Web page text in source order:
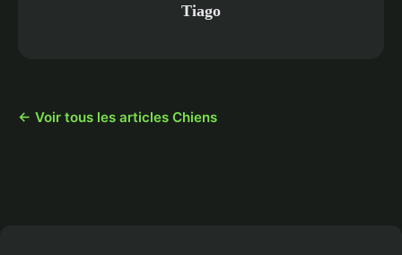
Tiago
← Voir tous les articles Chiens